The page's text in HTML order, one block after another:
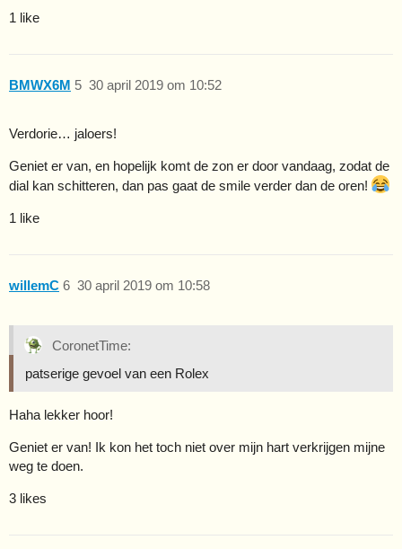
1 like
BMWX6M 30 april 2019 om 10:52
5
Verdorie… jaloers!
Geniet er van, en hopelijk komt de zon er door vandaag, zodat de
dial kan schitteren, dan pas gaat de smile verder dan de oren!
1 like
willemC 30 april 2019 om 10:58
6
CoronetTime:
patserige gevoel van een Rolex
Haha lekker hoor!
Geniet er van! Ik kon het toch niet over mijn hart verkrijgen mijne
weg te doen.
3 likes